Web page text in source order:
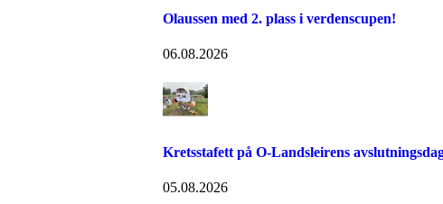
Olaussen med 2. plass i verdenscupen!
06.08.2026
Kretsstafett på O-Landsleirens
05.08.2026